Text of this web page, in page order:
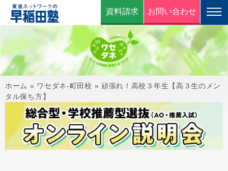
資料請求 お問い合わせ
ホーム » ワセダネ-町田校 » 頑張れ！高校３年生【高３生のメン
タル保ち方】